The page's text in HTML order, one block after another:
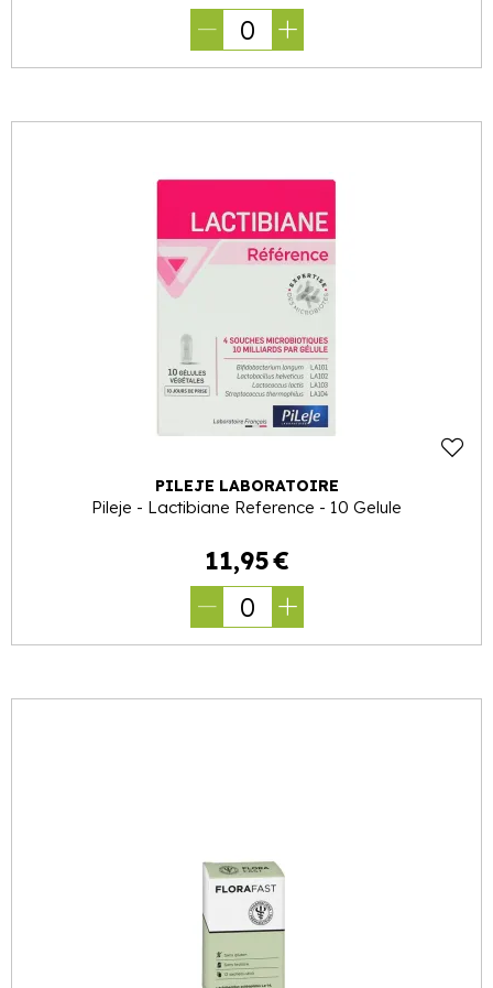
0
PILEJE LABORATOIRE
Pileje - Lactibiane Reference - 10 Gelule
11,95€
0